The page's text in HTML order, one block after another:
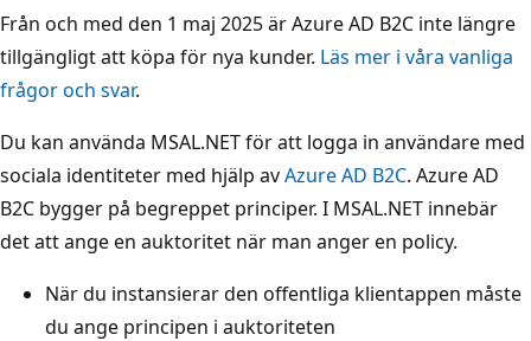
Från och med den 1 maj 2025 är Azure AD B2C inte längre
tillgängligt att köpa för nya kunder. Läs mer i våra vanliga
frågor och svar.
Du kan använda MSAL.NET för att logga in användare med
sociala identiteter med hjälp avAzure AD B2C. Azure AD
B2C bygger på begreppet principer. I MSAL.NET innebär
det att ange en auktoritet när man anger en policy.
När du instansierar den offentliga klientappen måste
du ange principen i auktoriteten